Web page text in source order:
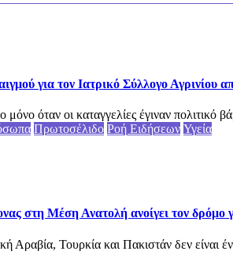
για τον Ιατρικό Σύλλογο Αγρινίου
όταν οι καταγγελίες έγιναν πολιτικό
Πρωτοσέλιδο Ροή Ειδήσεων Υγεία
στη Μέση Ανατολή ανοίγει τον
Αραβία, Τουρκία και Πακιστάν δεν είναι